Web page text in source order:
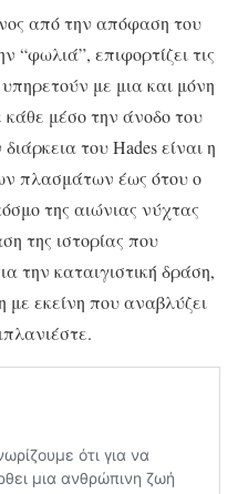
από την απόφαση του
“φωλιά”, επιφορτίζει τις
με μια και μόνη
μέσο την άνοδο του
του Hades είναι η
πλασμάτων έως ότου ο
της αιώνιας νύχτας
της ιστορίας που
την καταιγιστική δράση,
με εκείνη που αναβλύζει